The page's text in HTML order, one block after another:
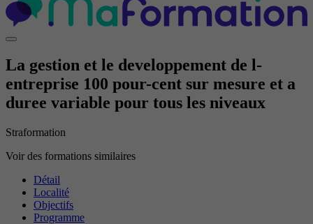
La gestion et le developpement de l-
entreprise 100 pour-cent sur mesure et a
duree variable pour tous les niveaux
Straformation
Voir des formations similaires
Détail
Localité
Objectifs
Programme